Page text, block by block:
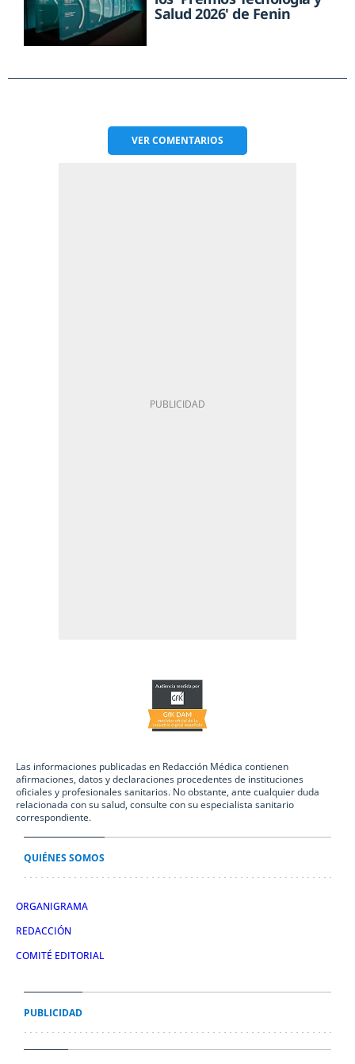
Salud 2026' de Fenin
VERCOMENTARIOS
Las informaciones publicadas en Redacción Médica contienen
afirmaciones, datos y declaraciones procedentes de instituciones
oficiales y profesionales sanitarios. No obstante, ante cualquier duda
relacionada con su salud, consulte con su especialista sanitario
correspondiente.
QUIÉNES SOMOS
ORGANIGRAMA
REDACCIÓN
COMITÉ EDITORIAL
PUBLICIDAD